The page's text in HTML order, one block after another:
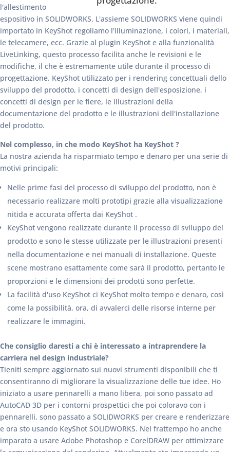
l'allestimento
espositivo in SOLIDWORKS. L'assieme SOLIDWORKS viene quindi
importato in KeyShot regoliamo l'illuminazione, i colori, i materiali,
le telecamere, ecc. Grazie al plugin KeyShot e alla funzionalità
LiveLinking, questo processo facilita anche le revisioni e le
modifiche, il che è estremamente utile durante il processo di
progettazione. KeyShot utilizzato per i rendering concettuali dello
sviluppo del prodotto, i concetti di design dell'esposizione, i
concetti di design per le fiere, le illustrazioni della
documentazione del prodotto e le illustrazioni dell'installazione
del prodotto.
Nel complesso, in che modo KeyShot ha KeyShot ?
La nostra azienda ha risparmiato tempo e denaro per una serie di
motivi principali:
Nelle prime fasi del processo di sviluppo del prodotto, non è
necessario realizzare molti prototipi grazie alla visualizzazione
nitida e accurata offerta dai KeyShot .
KeyShot vengono realizzate durante il processo di sviluppo del
prodotto e sono le stesse utilizzate per le illustrazioni presenti
nella documentazione e nei manuali di installazione. Queste
scene mostrano esattamente come sarà il prodotto, pertanto le
proporzioni e le dimensioni dei prodotti sono perfette.
La facilità d'uso KeyShot ci KeyShot molto tempo e denaro, così
come la possibilità, ora, di avvalerci delle risorse interne per
realizzare le immagini.
Che consiglio daresti a chi è interessato a intraprendere la
carriera nel design industriale?
Tieniti sempre aggiornato sui nuovi strumenti disponibili che ti
consentiranno di migliorare la visualizzazione delle tue idee. Ho
iniziato a usare pennarelli a mano libera, poi sono passato ad
AutoCAD 3D per i contorni prospettici che poi coloravo con i
pennarelli, sono passato a SOLIDWORKS per creare e renderizzare
e ora sto usando KeyShot SOLIDWORKS. Nel frattempo ho anche
imparato a usare Adobe Photoshop e CorelDRAW per ottimizzare